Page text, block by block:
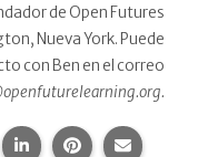
de Open Futures
Nueva York. Puede
con Ben en el correo
esta página en
Compartir esta
Compartir